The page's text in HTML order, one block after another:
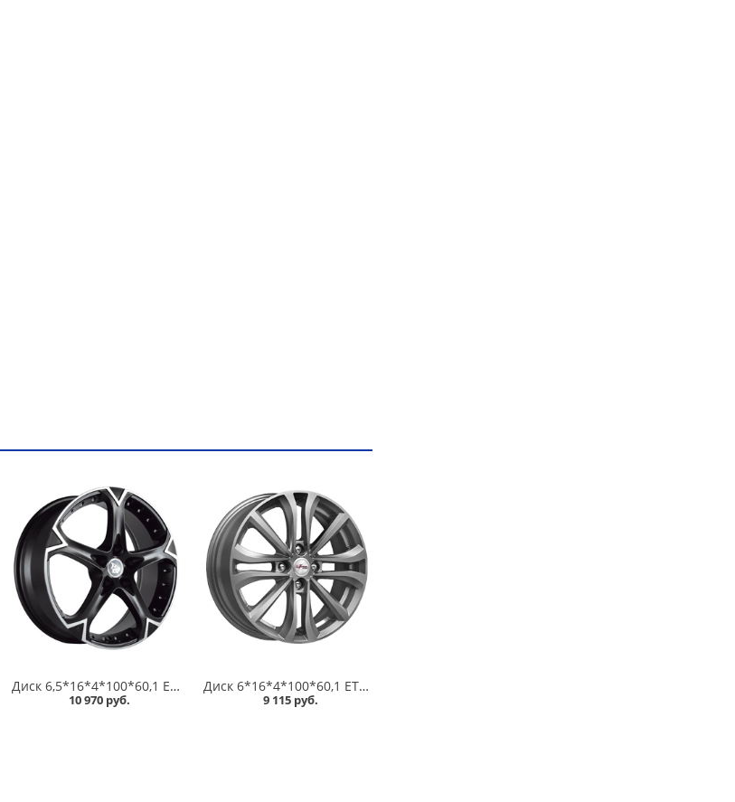
Диск 6,5*16*4*100*60,1 ET50 YST X-15 MBF /матовый черный полированный/ в Кургане
10 970 руб.
Диск 6*16*4*100*60,1 ET50 iFree Панган Хайвэй в Кургане
9 115 руб.